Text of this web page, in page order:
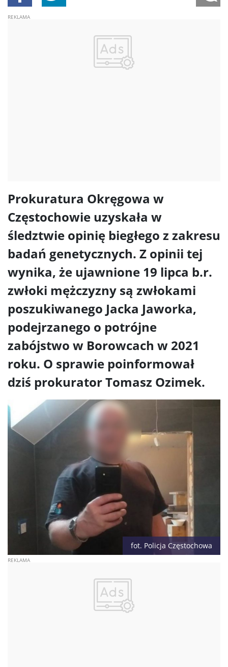
Prokuratura Okręgowa w
Częstochowie uzyskała w
śledztwie opinię biegłego z zakresu
badań genetycznych. Z opinii tej
wynika, że ujawnione 19 lipca b.r.
zwłoki mężczyzny są zwłokami
poszukiwanego Jacka Jaworka,
podejrzanego o potrójne
zabójstwo w Borowcach w 2021
roku. O sprawie poinformował
dziś prokurator Tomasz Ozimek.
fot. Policja Częstochowa